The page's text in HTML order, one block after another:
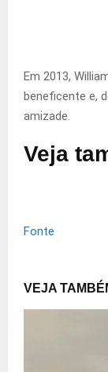
Em 2013,
beneficente e,
amizade.
Veja
Fonte
VEJA